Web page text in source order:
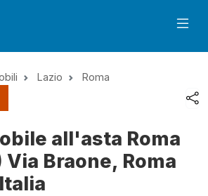
Lazio
Roma
all'asta Roma
Via Braone, Roma